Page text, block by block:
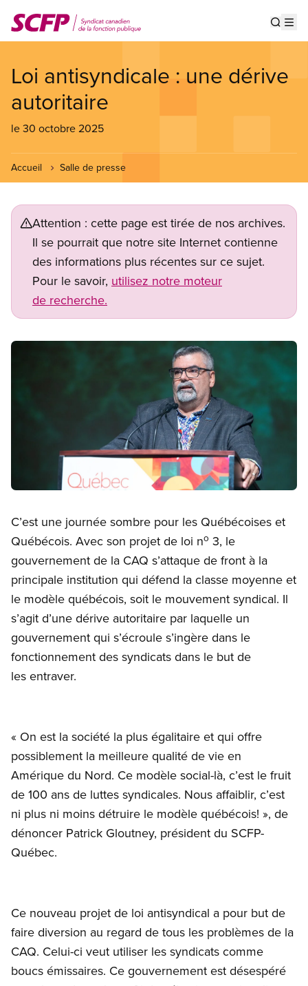
au
contenu
Loi antisyndicale : une dérive
autoritaire
le 30 octobre 2025
Accueil Salle de presse
Attention : cette page est tirée de nos archives.
Il se pourrait que notre site Internet contienne
des informations plus récentes sur ce sujet.
Pour le savoir, utilisez notre moteur
de recherche.
Image
C’est une journée sombre pour les Québécoises et
Québécois. Avec son projet de loi no 3, le
gouvernement de la CAQ s’attaque de front à la
principale institution qui défend la classe moyenne et
le modèle québécois, soit le mouvement syndical. Il
s’agit d’une dérive autoritaire par laquelle un
gouvernement qui s’écroule s’ingère dans le
fonctionnement des syndicats dans le but de
les entraver.
« On est la société la plus égalitaire et qui offre
possiblement la meilleure qualité de vie en
Amérique du Nord. Ce modèle social-là, c’est le fruit
de 100 ans de luttes syndicales. Nous affaiblir, c’est
ni plus ni moins détruire le modèle québécois! », de
dénoncer Patrick Gloutney, président du SCFP-
Québec.
Ce nouveau projet de loi antisyndical a pour but de
faire diversion au regard de tous les problèmes de la
CAQ. Celui-ci veut utiliser les syndicats comme
boucs émissaires. Ce gouvernement est désespéré